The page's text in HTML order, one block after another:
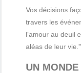
Vos décisions
travers les
l'amour au deuil
aléas de leur vie."
UN